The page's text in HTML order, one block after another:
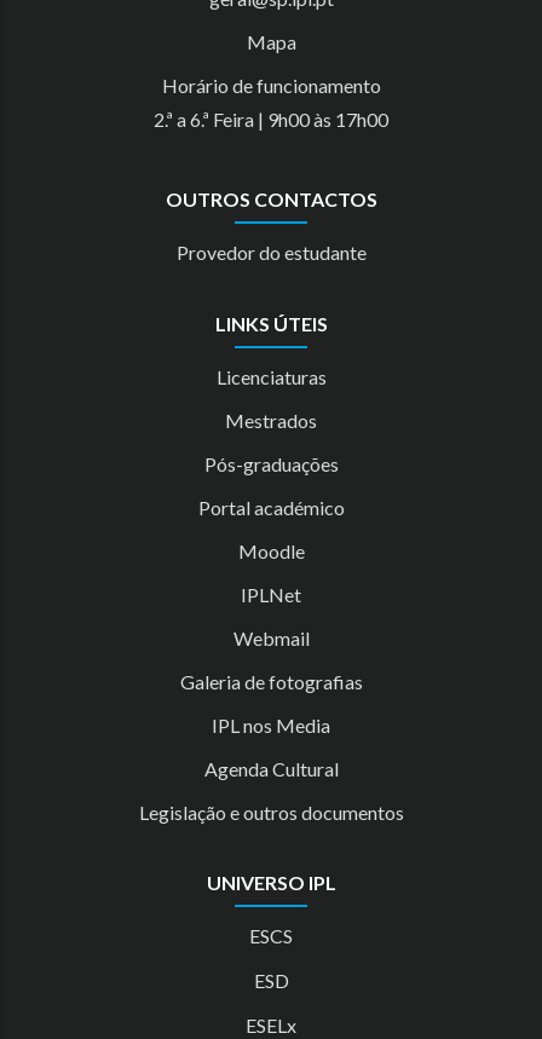
Mapa
Horário de funcionamento
2.ª a 6.ª Feira | 9h00 às 17h00
OUTROS CONTACTOS
Provedor do estudante
LINKS ÚTEIS
Licenciaturas
Mestrados
Pós-graduações
Portal académico
Moodle
IPLNet
Webmail
Galeria de fotografias
IPL nos Media
Agenda Cultural
Legislação e outros documentos
UNIVERSO IPL
ESCS
ESD
ESELx